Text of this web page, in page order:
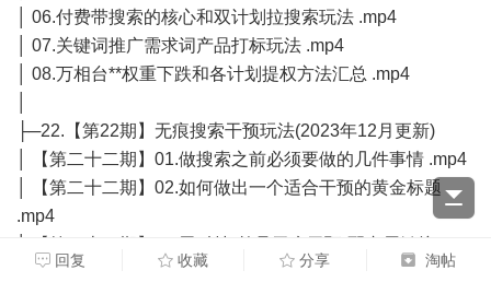
│ 06.付费带搜索的核心和双计划拉搜索玩法 .mp4
│ 07.关键词推广需求词产品打标玩法 .mp4
│ 08.万相台**权重下跌和各计划提权方法汇总 .mp4
├─22.【第22期】无痕搜索干预玩法(2023年12月更新)
│ 【第二十二期】01.做搜索之前必须要做的几件事情 .mp4
│ 【第二十二期】02.如何做出一个适合干预的黄金标题
.mp4
.mp4
回复 收藏 分享 淘帖